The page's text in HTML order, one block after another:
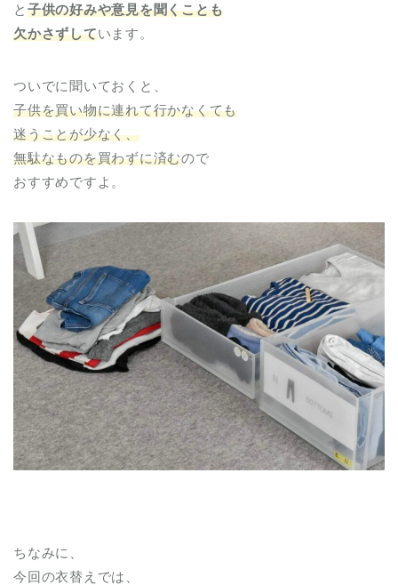
と 子供の好みや意見を聞くことも
欠かさずしています。
ついでに聞いておくと、
子供を買い物に連れて行かなくても
迷うことが少なく、
無駄なものを買わずに済むので
おすすめですよ。
ちなみに、
今回の衣替えでは、